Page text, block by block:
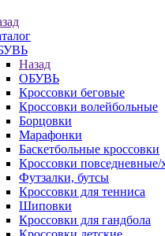
Назад
ОБУВЬ
Кроссовки беговые
Кроссовки волейбольные
Борцовки
Марафонки
Баскетбольные кроссовки
Кроссовки повседневные/
Футзалки, бутсы
Кроссовки для тенниса
Шиповки
Кроссовки для гандбола